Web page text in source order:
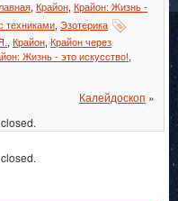
Крайон Крайон: Жизнь -
техниками Эзотерика
Крайон Крайон через
Жизнь - это искусство!
Калейдоскоп »